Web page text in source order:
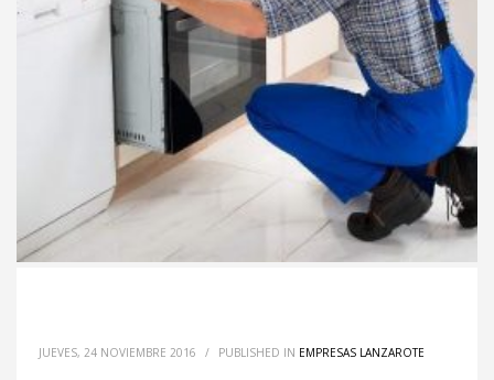
JUEVES, 24 NOVIEMBRE 2016 / PUBLISHED IN EMPRESAS LANZAROTE